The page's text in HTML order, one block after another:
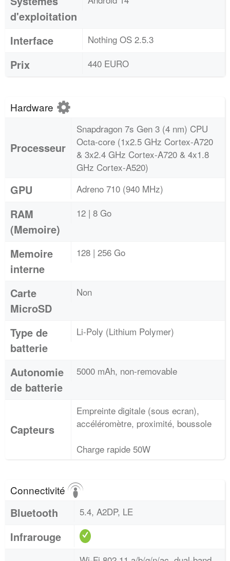
d'exploitation
Interface Nothing OS 2.5.3
Prix 440 EURO
Hardware
Processeur
Snapdragon 7s Gen 3 (4 nm) CPU
Octa-core (1x2.5 GHz Cortex-A720
& 3x2.4 GHz Cortex-A720 & 4x1.8
GHz Cortex-A520)
GPU Adreno 710 (940 MHz)
RAM
(Memoire)
12 | 8 Go
Memoire
interne
128 | 256 Go
Carte
MicroSD
Non
Type de
batterie
Li-Poly (Lithium Polymer)
Autonomie
de batterie
5000 mAh, non-removable
Capteurs
Empreinte digitale (sous ecran),
accéléromètre, proximité, boussole
Charge rapide 50W
Connectivité
Bluetooth 5.4, A2DP, LE
Infrarouge